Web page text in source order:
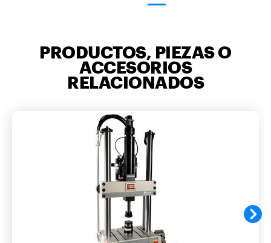
PRODUCTOS, PIEZAS O
ACCESORIOS
RELACIONADOS